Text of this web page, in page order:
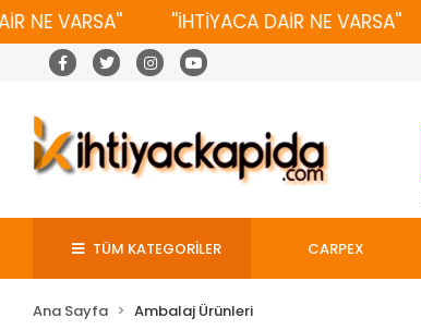
VARSA'' ''İHTİYACA DAİR NE VARSA''
TÜM KATEGORİLER CARPEX
Ana Sayfa Ambalaj Ürünleri